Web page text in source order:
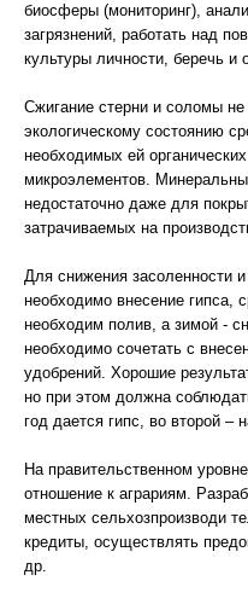
биосферы (мониторинг),
загрязнений, работать над
культуры личности, беречь
Сжигание стерни и соломы
экологическому состоянию
необходимых ей
микроэлементов.
недостаточно даже для
затрачиваемых на
Для снижения засоленности
необходимо внесение гипса,
необходим полив, а зимой -
необходимо сочетать с
удобрений. Хорошие
но при этом должна
год дается гипс, во второй –
На правительственном
отношение к аграриям.
местных сельхозпроизводи
кредиты, осуществлять
др.